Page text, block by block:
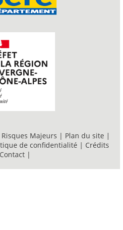
Majeurs | Plan du site |
de confidentialité | Crédits
Contact |